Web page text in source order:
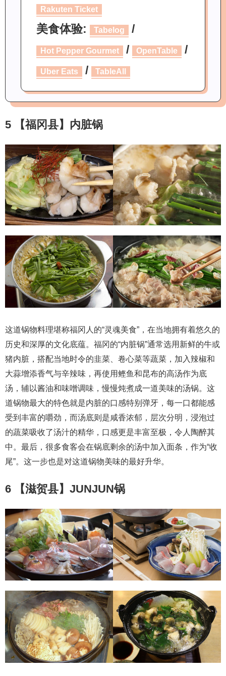
Rakuten Ticket
美食体验: Tabelog /
Hot Pepper Gourmet / OpenTable /
Uber Eats / TableAll
5 【福冈县】内脏锅
这道锅物料理堪称福冈人的“灵魂美食”，在当地拥有着悠久的
历史和深厚的文化底蕴。福冈的“内脏锅”通常选用新鲜的牛或
猪内脏，搭配当地时令的韭菜、卷心菜等蔬菜，加入辣椒和
大蒜增添香气与辛辣味，再使用鲣鱼和昆布的高汤作为底
汤，辅以酱油和味噌调味，慢慢炖煮成一道美味的汤锅。这
道锅物最大的特色就是内脏的口感特别弹牙，每一口都能感
受到丰富的嚼劲，而汤底则是咸香浓郁，层次分明，浸泡过
的蔬菜吸收了汤汁的精华，口感更是丰富至极，令人陶醉其
中。最后，很多食客会在锅底剩余的汤中加入面条，作为“收
尾”。这一步也是对这道锅物美味的最好升华。
6 【滋贺县】JUNJUN锅